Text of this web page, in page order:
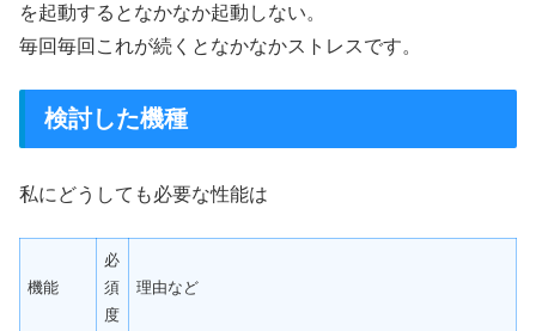
を起動するとなかなか起動しない。
毎回毎回これが続くとなかなかストレスです。
検討した機種
私にどうしても必要な性能は
機能
必
須
度
理由など